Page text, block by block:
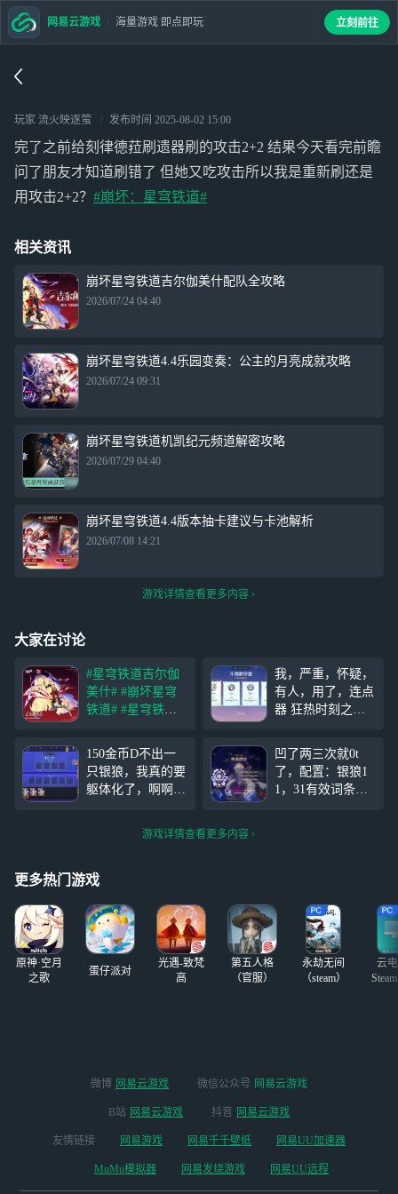
玩家 流火映逐萤 发布时间 2025-08-02 15:00
完了之前给刻律德菈刷遗器刷的攻击2+2 结果今天看完前瞻
问了朋友才知道刷错了 但她又吃攻击所以我是重新刷还是
用攻击2+2？ #崩坏：星穹铁道#
相关资讯
崩坏星穹铁道吉尔伽美什配队全攻略
2026/07/24 04:40
崩坏星穹铁道4.4乐园变奏：公主的月亮成就攻略
2026/07/24 09:31
崩坏星穹铁道机凯纪元频道解密攻略
2026/07/29 04:40
崩坏星穹铁道4.4版本抽卡建议与卡池解析
2026/07/08 14:21
游戏详情查看更多内容
大家在讨论
#星穹铁道吉尔伽
美什# #崩坏星穹
铁道# #星穹铁道F
「天外卫星通信」
https://www.bilibili.
com/video/BV1p4L
86cEc3/ 「星核，
我，严重，怀疑，
有人，用了，连点
器 狂热时刻之前
怎么后面就变成第
二了呜呜呜 还有
这个头像框能不能
实装
150金币D不出一
只银狼，我真的要
躯体化了，啊啊
吊了，我烧死了，
我淹死了，我气死
窒息了
凹了两三次就0t
了，配置：银狼1
1，31有效词条，
比较有压力，其他
其实都还好。
游戏详情查看更多内容
更多热门游戏
原神·空月
之歌
蛋仔派对
光遇-致梵
高
第五人格
（官服）
永劫无间
（steam）
云
网易云游戏 海量游戏 即点即玩 立刻前往
微博 网易云游戏 微信公众号 网易云游戏
B站 网易云游戏 抖音 网易云游戏
友情链接 网易游戏 网易千千壁纸 网易UU加速器
MuMu模拟器 网易发烧游戏 网易UU远程